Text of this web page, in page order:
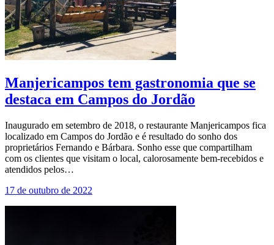
Manjericampos tem gastronomia que se
destaca em Campos do Jordão
Inaugurado em setembro de 2018, o restaurante Manjericampos fica
localizado em Campos do Jordão e é resultado do sonho dos
proprietários Fernando e Bárbara. Sonho esse que compartilham
com os clientes que visitam o local, calorosamente bem-recebidos e
atendidos pelos…
17 de outubro de 2022